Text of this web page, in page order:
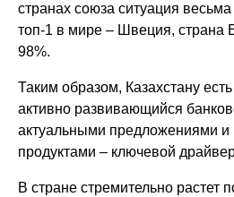
странах союза ситуация
топ-1 в мире – Швеция, страна
98%.
Таким образом, Казахстану
активно развивающийся
актуальными предложениями
продуктами – ключевой
В стране стремительно растет